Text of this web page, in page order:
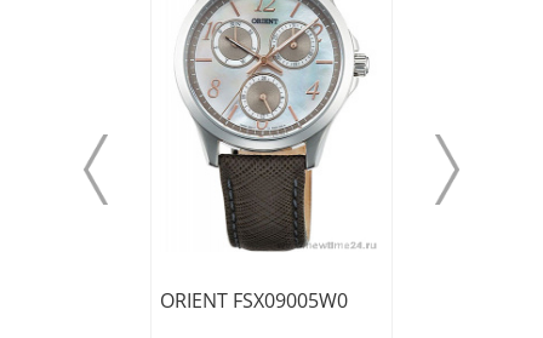
ORIENT FSX09005W0